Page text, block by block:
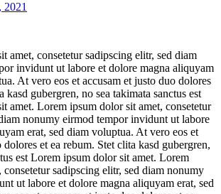
2021
amet, consetetur sadipscing elitr, sed diam
invidunt ut labore et dolore magna aliquyam
At vero eos et accusam et justo duo dolores
kasd gubergren, no sea takimata sanctus est
amet. Lorem ipsum dolor sit amet, consetetur
nonumy eirmod tempor invidunt ut labore
erat, sed diam voluptua. At vero eos et
dolores et ea rebum. Stet clita kasd gubergren,
est Lorem ipsum dolor sit amet. Lorem
sadipscing elitr, sed diam nonumy
ut labore et dolore magna aliquyam erat, sed